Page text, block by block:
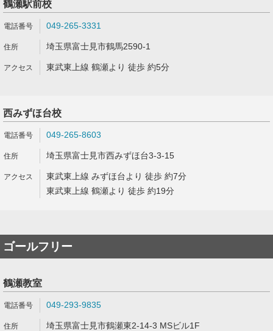
鶴瀬駅前校
049-265-3331
埼玉県富士見市鶴馬2590-1
東武東上線 鶴瀬より 徒歩 約5分
西みずほ台校
049-265-8603
埼玉県富士見市西みずほ台3-3-15
東武東上線 みずほ台より 徒歩 約7分
東武東上線 鶴瀬より 徒歩 約19分
ゴールフリー
鶴瀬教室
049-293-9835
埼玉県富士見市鶴瀬東2-14-3 MSビル1F